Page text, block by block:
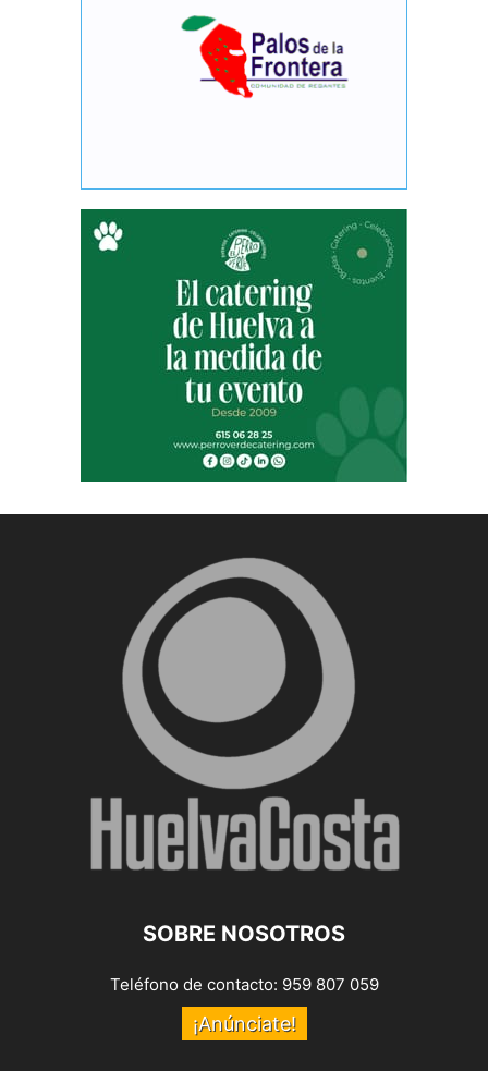
SOBRE NOSOTROS
Teléfono de contacto: 959 807 059
¡Anúnciate!